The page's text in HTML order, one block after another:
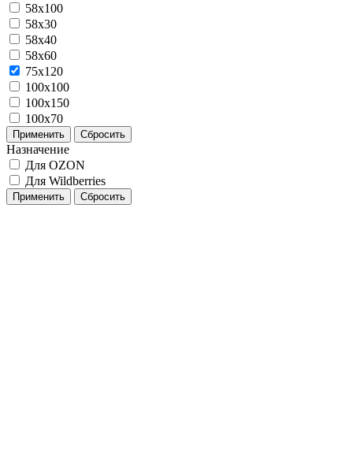
58x100
58х30
58х40
58х60
75х120
100х100
100х150
100х70
Применить Сбросить
Назначение
Для OZON
Для Wildberries
Применить Сбросить